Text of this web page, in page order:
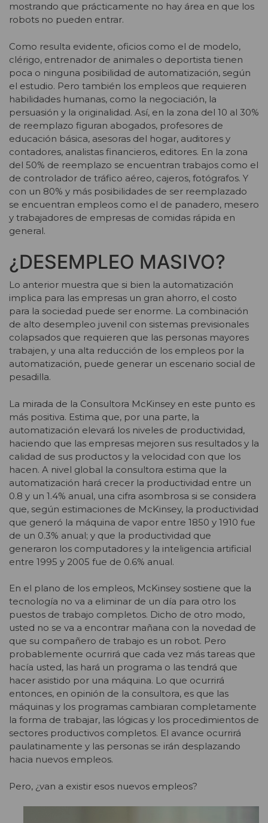
mostrando que prácticamente no hay área en que los
robots no pueden entrar.
Como resulta evidente, oficios como el de modelo,
clérigo, entrenador de animales o deportista tienen
poca o ninguna posibilidad de automatización, según
el estudio. Pero también los empleos que requieren
habilidades humanas, como la negociación, la
persuasión y la originalidad. Así, en la zona del 10 al 30%
de reemplazo figuran abogados, profesores de
educación básica, asesoras del hogar, auditores y
contadores, analistas financieros, editores. En la zona
del 50% de reemplazo se encuentran trabajos como el
de controlador de tráfico aéreo, cajeros, fotógrafos. Y
con un 80% y más posibilidades de ser reemplazado
se encuentran empleos como el de panadero, mesero
y trabajadores de empresas de comidas rápida en
general.
¿DESEMPLEO MASIVO?
Lo anterior muestra que si bien la automatización
implica para las empresas un gran ahorro, el costo
para la sociedad puede ser enorme. La combinación
de alto desempleo juvenil con sistemas previsionales
colapsados que requieren que las personas mayores
trabajen, y una alta reducción de los empleos por la
automatización, puede generar un escenario social de
pesadilla.
La mirada de la Consultora McKinsey en este punto es
más positiva. Estima que, por una parte, la
automatización elevará los niveles de productividad,
haciendo que las empresas mejoren sus resultados y la
calidad de sus productos y la velocidad con que los
hacen. A nivel global la consultora estima que la
automatización hará crecer la productividad entre un
0.8 y un 1.4% anual, una cifra asombrosa si se considera
que, según estimaciones de McKinsey, la productividad
que generó la máquina de vapor entre 1850 y 1910 fue
de un 0.3% anual; y que la productividad que
generaron los computadores y la inteligencia artificial
entre 1995 y 2005 fue de 0.6% anual.
En el plano de los empleos, McKinsey sostiene que la
tecnología no va a eliminar de un día para otro los
puestos de trabajo completos. Dicho de otro modo,
usted no se va a encontrar mañana con la novedad de
que su compañero de trabajo es un robot. Pero
probablemente ocurrirá que cada vez más tareas que
hacía usted, las hará un programa o las tendrá que
hacer asistido por una máquina. Lo que ocurrirá
entonces, en opinión de la consultora, es que las
máquinas y los programas cambiaran completamente
la forma de trabajar, las lógicas y los procedimientos de
sectores productivos completos. El avance ocurrirá
paulatinamente y las personas se irán desplazando
hacia nuevos empleos.
Pero, ¿van a existir esos nuevos empleos?